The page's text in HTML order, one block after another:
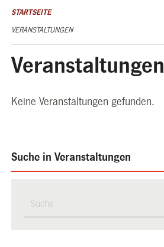
ÜBER UNS
STARTSEITE
VERANSTALTUNGEN
Veranstaltungen
Keine Veranstaltungen gefunden.
Suche in Veranstaltungen